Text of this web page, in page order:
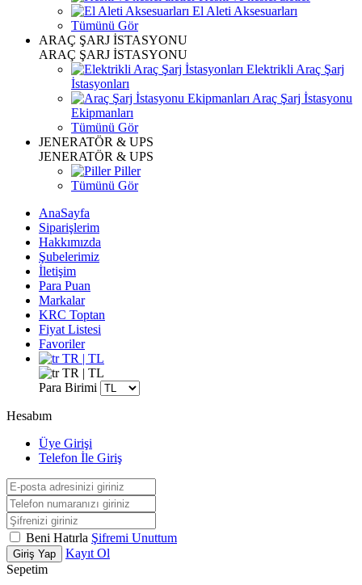
El Aleti Aksesuarları
Tümünü Gör
ARAÇ ŞARJ İSTASYONU
ARAÇ ŞARJ İSTASYONU
Elektrikli Araç Şarj
İstasyonları
Araç Şarj İstasyonu
Ekipmanları
Tümünü Gör
JENERATÖR & UPS
JENERATÖR & UPS
Piller
Tümünü Gör
AnaSayfa
Siparişlerim
Hakkımızda
Şubelerimiz
İletişim
Para Puan
Markalar
KRC Toptan
Fiyat Listesi
Favoriler
TR | TL
TR | TL
Para Birimi
Hesabım
Üye Girişi
Telefon İle Giriş
Beni Hatırla Şifremi Unuttum
Giriş Yap
Kayıt Ol
Sepetim